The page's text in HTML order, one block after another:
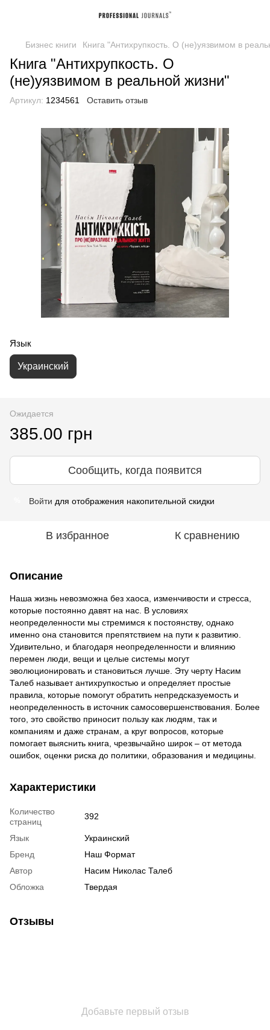
Бизнес книги Книга "Антихрупкость. О (не)уязвимом в
Книга "Антихрупкость. О
(не)уязвимом в реальной жизни"
Артикул: 1234561 Оставить отзыв
Язык
Украинский
Ожидается
385.00 грн
Сообщить, когда появится
Войти для отображения накопительной скидки
В избранное К сравнению
Описание
Наша жизнь невозможна без хаоса, изменчивости и стресса,
которые постоянно давят на нас. В условиях
неопределенности мы стремимся к постоянству, однако
именно она становится препятствием на пути к развитию.
Удивительно, и благодаря неопределенности и влиянию
перемен люди, вещи и целые системы могут
эволюционировать и становиться лучше. Эту черту Насим
Талеб называет антихрупкостью и определяет простые
правила, которые помогут обратить непредсказуемость и
неопределенность в источник самосовершенствования. Более
того, это свойство приносит пользу как людям, так и
компаниям и даже странам, а круг вопросов, которые
помогает выяснить книга, чрезвычайно широк – от метода
ошибок, оценки риска до политики, образования и медицины.
Характеристики
Количество
страниц
392
Язык
Украинский
Бренд
Наш Формат
Автор
Насим Николас Талеб
Обложка
Твердая
Отзывы
Добавьте первый отзыв